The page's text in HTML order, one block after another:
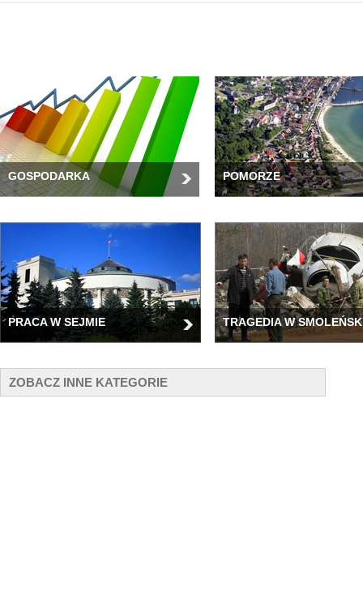
GOSPODARKA POMORZE
PRACA W SEJMIE TRAGEDIA W
ZOBACZ INNE KATEGORIE